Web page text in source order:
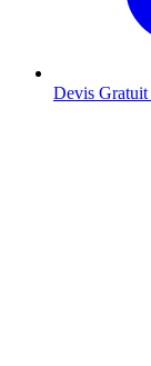
Devis Gratuit